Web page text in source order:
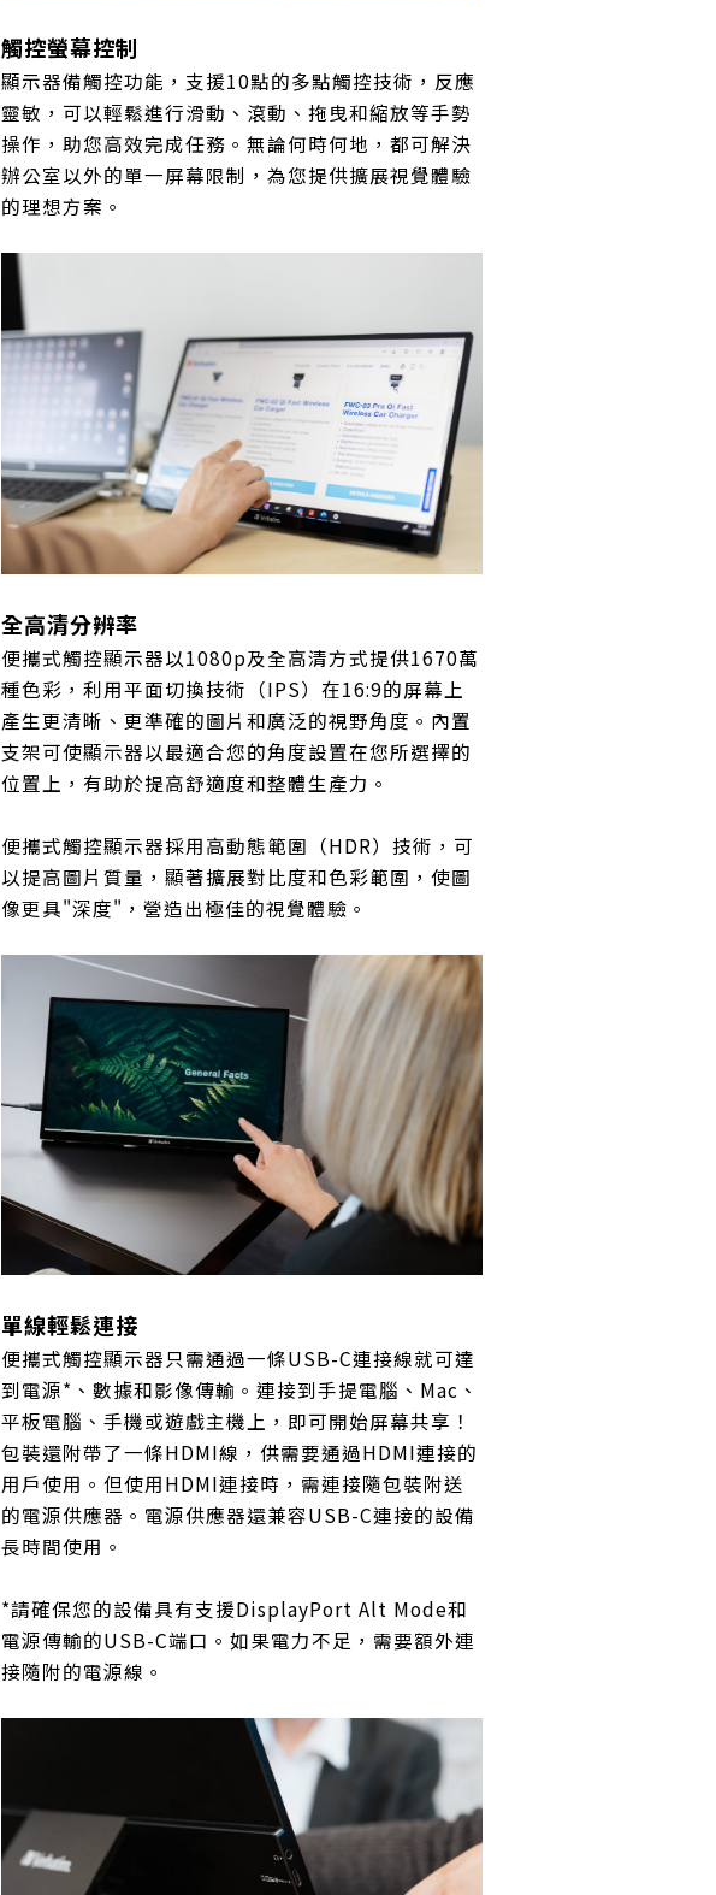
觸控螢幕控制
顯示器備觸控功能，支援10點的多點觸控技術，反應
靈敏，可以輕鬆進行滑動、滾動、拖曳和縮放等手勢
操作，助您高效完成任務。無論何時何地，都可解決
辦公室以外的單一屏幕限制，為您提供擴展視覺體驗
的理想方案。
全高清分辨率
便攜式觸控顯示器以1080p及全高清方式提供1670萬
種色彩，利用平面切換技術（IPS）在16:9的屏幕上
產生更清晰、更準確的圖片和廣泛的視野角度。內置
支架可使顯示器以最適合您的角度設置在您所選擇的
位置上，有助於提高舒適度和整體生產力。
便攜式觸控顯示器採用高動態範圍（HDR）技術，可
以提高圖片質量，顯著擴展對比度和色彩範圍，使圖
像更具"深度"，營造出極佳的視覺體驗。
單線輕鬆連接
便攜式觸控顯示器只需通過一條USB-C連接線就可達
到電源*、數據和影像傳輸。連接到手提電腦、Mac、
平板電腦、手機或遊戲主機上，即可開始屏幕共享！
包裝還附帶了一條HDMI線，供需要通過HDMI連接的
用戶使用。但使用HDMI連接時，需連接隨包裝附送
的電源供應器。電源供應器還兼容USB-C連接的設備
長時間使用。
*請確保您的設備具有支援DisplayPort Alt Mode和
電源傳輸的USB-C端口。如果電力不足，需要額外連
接隨附的電源線。